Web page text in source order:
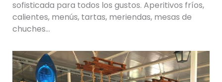
sofisticada para todos los gustos. Aperitivos fríos,
calientes, menús, tartas, meriendas, mesas de
chuches…